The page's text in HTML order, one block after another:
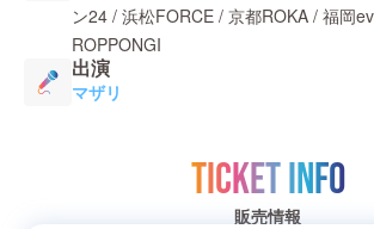
ン24 / 浜松FORCE / 京都ROKA / 福岡
ROPPONGI
出演
マザリ
TICKET INFO
販売情報